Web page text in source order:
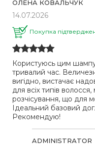
ОЛЕНА КОВАЛЬЧУК
14.07.2026
Покупка
Користуюсь цим
тривалий час.
вигідно, вистачає
для всіх типів
розчісування, що для
Ідеальний базовий
Рекомендую!
ADMINISTRATOR